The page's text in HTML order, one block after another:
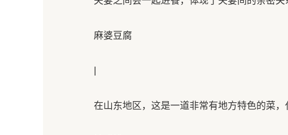
麻婆豆腐
在山东地区，这是一道非常有地方特色的菜，